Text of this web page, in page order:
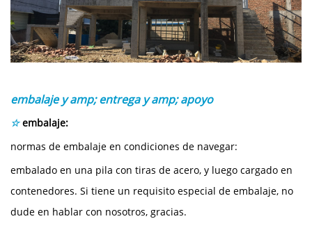
embalaje y amp; entrega y amp; apoyo
☆embalaje:
normas de embalaje en condiciones de navegar:
embalado en una pila con tiras de acero, y luego cargado en
contenedores. Si tiene un requisito especial de embalaje, no
dude en hablar con nosotros, gracias.